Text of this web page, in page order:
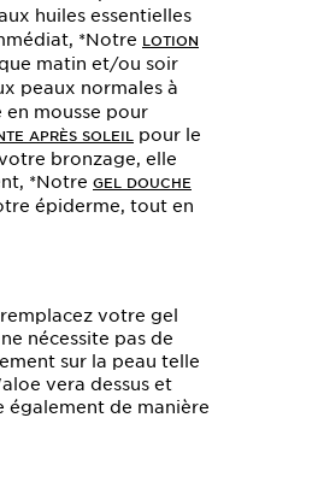
huiles essentielles
*Notre LOTION
matin et/ou soir
peaux normales à
mousse pour
APRÈS SOLEIL
pour le
bronzage, elle
*Notre GEL DOUCHE
épiderme, tout en
votre gel
nécessite pas de
sur la peau telle
vera dessus et
également de manière